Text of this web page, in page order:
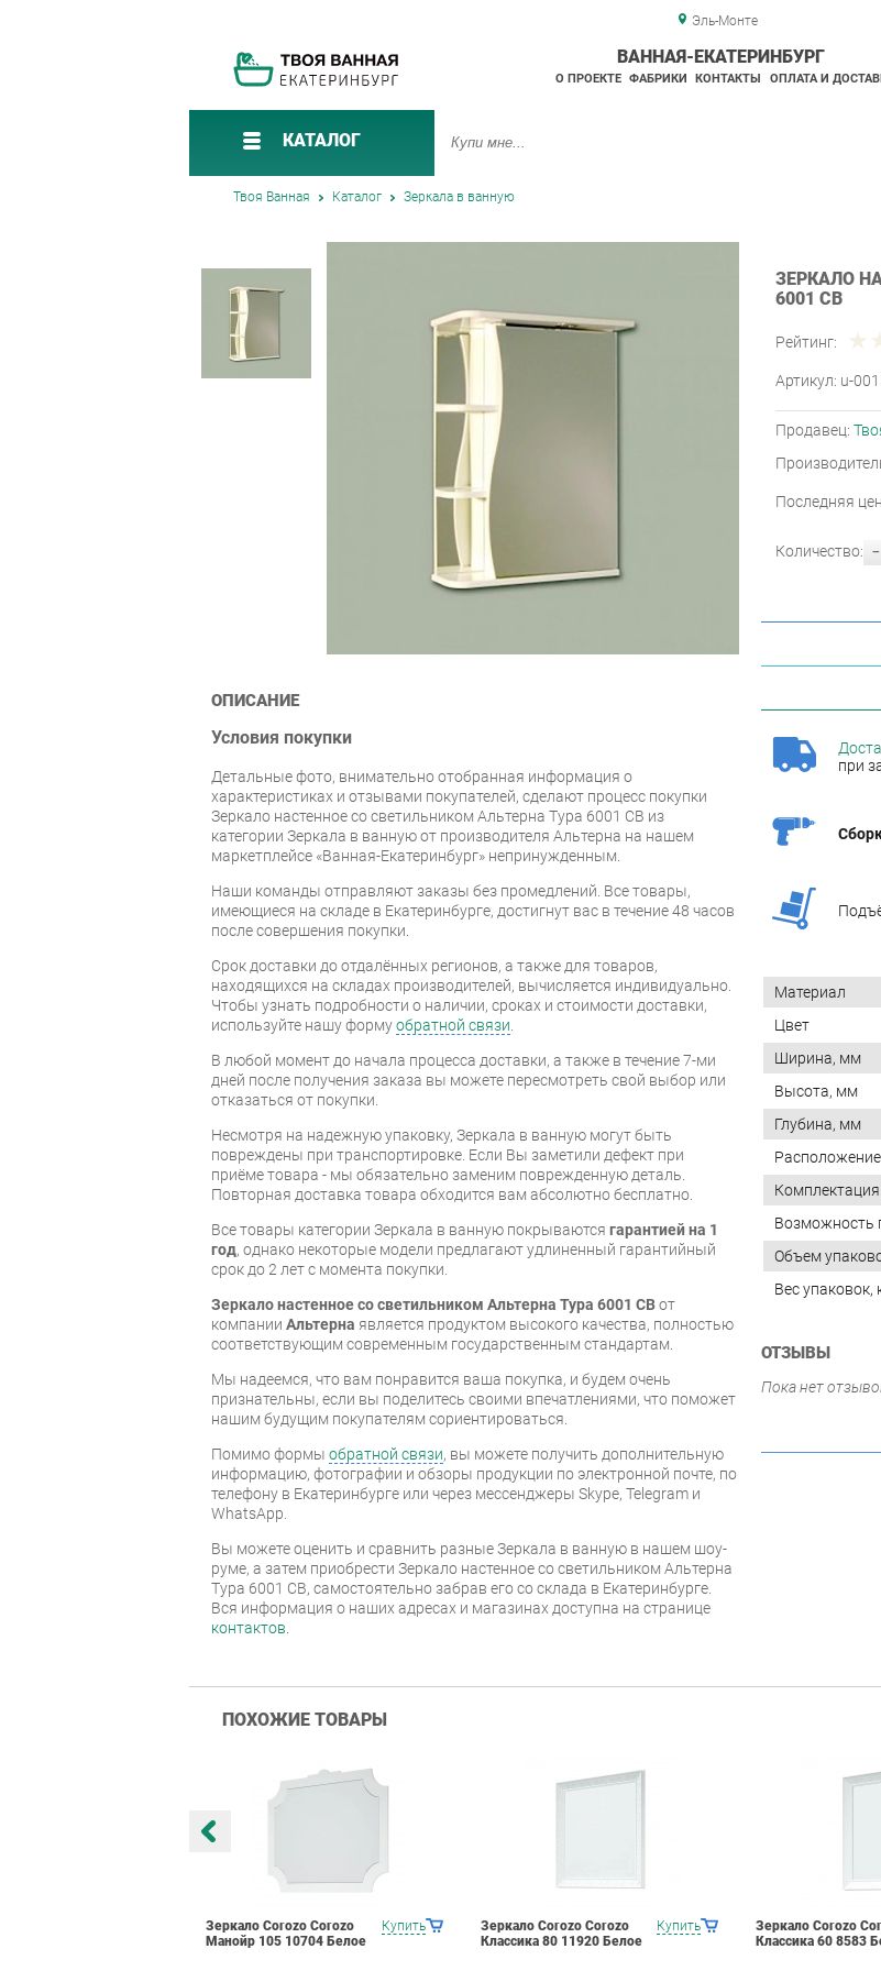
Эль-Монте
ВАННАЯ-ЕКАТЕРИНБУРГ
О ПРОЕКТЕ ФАБРИКИ КОНТАКТЫ ОПЛАТА И
КАТАЛОГ
Твоя Ванная Каталог Зеркала в ванную
ЗЕРКАЛО
6001 СВ
Рейтинг:
Артикул: u-
Продавец:
Последняя
-
Количество:
при
ОПИСАНИЕ
Условия покупки
Детальные фото, внимательно отобранная информация о
характеристиках и отзывами покупателей, сделают процесс покупки
Зеркало настенное со светильником Альтерна Тура 6001 СВ из
категории Зеркала в ванную от производителя Альтерна на нашем
маркетплейсе «Ванная-Екатеринбург» непринужденным.
Наши команды отправляют заказы без промедлений. Все товары,
имеющиеся на складе в Екатеринбурге, достигнут вас в течение 48 часов
после совершения покупки.
Срок доставки до отдалённых регионов, а также для товаров,
находящихся на складах производителей, вычисляется индивидуально.
Чтобы узнать подробности о наличии, сроках и стоимости доставки,
используйте нашу формуобратной связи
В любой момент до начала процесса доставки, а также в течение 7-ми
дней после получения заказа вы можете пересмотреть свой выбор или
отказаться от покупки.
Несмотря на надежную упаковку, Зеркала в ванную могут быть
повреждены при транспортировке. Если Вы заметили дефект при
приёме товара - мы обязательно заменим поврежденную деталь.
Повторная доставка товара обходится вам абсолютно бесплатно.
Все товары категории Зеркала в ванную покрываются гарантией на 1
год, однако некоторые модели предлагают удлиненный гарантийный
срок до 2 лет с момента покупки.
Зеркало настенное со светильником Альтерна Тура 6001 СВот
компании Альтерна является продуктом высокого качества, полностью
соответствующим современным государственным стандартам.
Мы надеемся, что вам понравится ваша покупка, и будем очень
признательны, если вы поделитесь своими впечатлениями, что поможет
нашим будущим покупателям сориентироваться.
Помимо формы обратной связи, вы можете получить дополнительную
информацию, фотографии и обзоры продукции по электронной почте, по
телефону в Екатеринбурге или через мессенджеры Skype, Telegram и
WhatsApp.
Вы можете оценить и сравнить разные Зеркала в ванную в нашем шоу-
руме, а затем приобрести Зеркало настенное со светильником Альтерна
Тура 6001 СВ, самостоятельно забрав его со склада в Екатеринбурге.
Вся информация о наших адресах и магазинах доступна на странице
контактов
Материал
Цвет
Ширина, мм
Высота, мм
Глубина, мм
Расположение
Возможность
Объем
Вес упаковок,
ОТЗЫВЫ
Пока нет
ПОХОЖИЕ ТОВАРЫ
Купить
Зеркало Corozo Corozo
Манойр 105 10704 Белое
Купить
Зеркало Corozo Corozo
Классика 80 11920 Белое
Зеркало Corozo
Классика 60 8583